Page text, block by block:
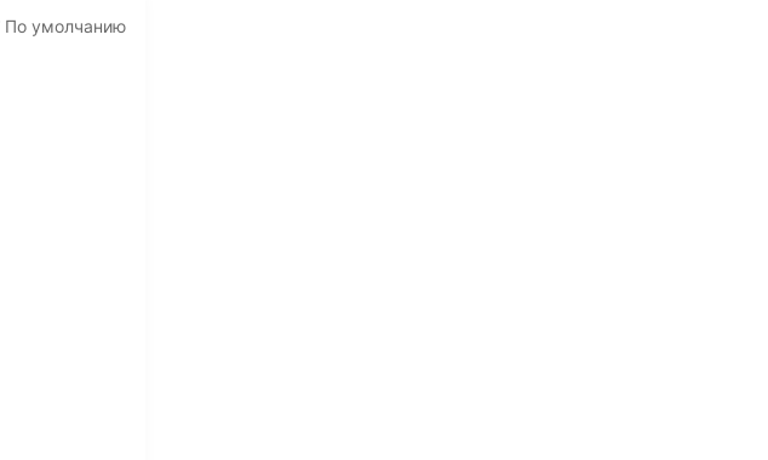
По умолчанию